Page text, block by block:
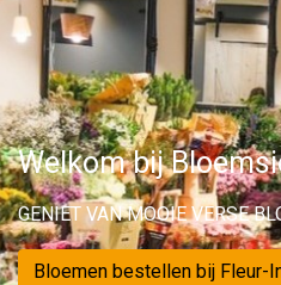
Welkom bij
GENIET VAN MOOIE VERSE
Bloemen bestellen bij Fleur-